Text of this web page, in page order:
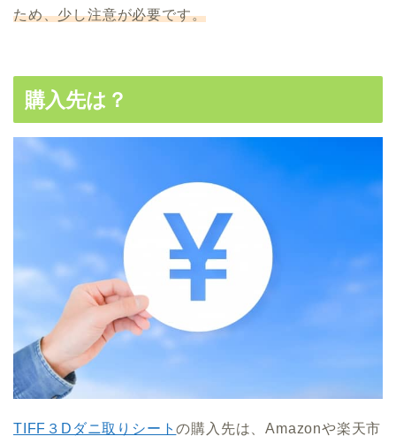
ため、少し注意が必要です。
購入先は？
TIFF３Dダニ取りシートの購入先は、Amazonや楽天市